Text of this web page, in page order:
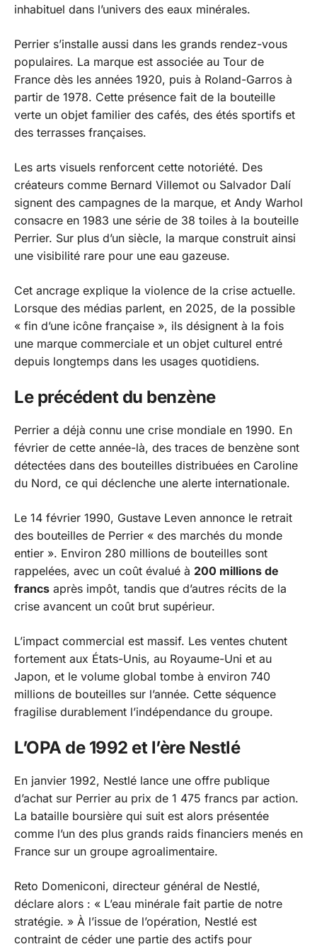
inhabituel dans l’univers des eaux minérales.
Perrier s’installe aussi dans les grands rendez-vous
populaires. La marque est associée au Tour de
France dès les années 1920, puis à Roland-Garros à
partir de 1978. Cette présence fait de la bouteille
verte un objet familier des cafés, des étés sportifs et
des terrasses françaises.
Les arts visuels renforcent cette notoriété. Des
créateurs comme Bernard Villemot ou Salvador Dalí
signent des campagnes de la marque, et Andy Warhol
consacre en 1983 une série de 38 toiles à la bouteille
Perrier. Sur plus d’un siècle, la marque construit ainsi
une visibilité rare pour une eau gazeuse.
Cet ancrage explique la violence de la crise actuelle.
Lorsque des médias parlent, en 2025, de la possible
« fin d’une icône française », ils désignent à la fois
une marque commerciale et un objet culturel entré
depuis longtemps dans les usages quotidiens.
Le précédent du benzène
Perrier a déjà connu une crise mondiale en 1990. En
février de cette année-là, des traces de benzène sont
détectées dans des bouteilles distribuées en Caroline
du Nord, ce qui déclenche une alerte internationale.
Le 14 février 1990, Gustave Leven annonce le retrait
des bouteilles de Perrier « des marchés du monde
entier ». Environ 280 millions de bouteilles sont
rappelées, avec un coût évalué à 200 millions de
francs après impôt, tandis que d’autres récits de la
crise avancent un coût brut supérieur.
L’impact commercial est massif. Les ventes chutent
fortement aux États-Unis, au Royaume-Uni et au
Japon, et le volume global tombe à environ 740
millions de bouteilles sur l’année. Cette séquence
fragilise durablement l’indépendance du groupe.
L’OPA de 1992 et l’ère Nestlé
En janvier 1992, Nestlé lance une offre publique
d’achat sur Perrier au prix de 1 475 francs par action.
La bataille boursière qui suit est alors présentée
comme l’un des plus grands raids financiers menés en
France sur un groupe agroalimentaire.
Reto Domeniconi, directeur général de Nestlé,
déclare alors : « L’eau minérale fait partie de notre
stratégie. » À l’issue de l’opération, Nestlé est
contraint de céder une partie des actifs pour